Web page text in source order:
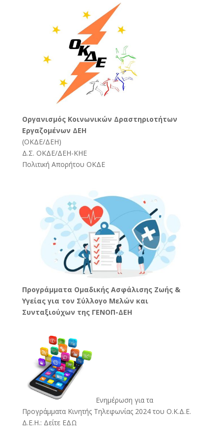
Oργανισμός Κοινωνικών Δραστηριοτήτων
Εργαζομένων ΔΕΗ
(ΟΚΔΕ/ΔΕΗ)
Δ.Σ. ΟΚΔΕ/ΔΕΗ-ΚΗΕ
Πολιτική Απορήτου ΟΚΔΕ
Προγράμματα Ομαδικής Ασφάλισης Ζωής &
Υγείας για τον Σύλλογο Μελών και
Συνταξιούχων της ΓΕΝΟΠ-ΔΕΗ
Ενημέρωση για τα
Προγράμματα Κινητής Τηλεφωνίας 2024 του Ο.Κ.Δ.Ε.
Δ.Ε.Η.: Δείτε ΕΔΩ